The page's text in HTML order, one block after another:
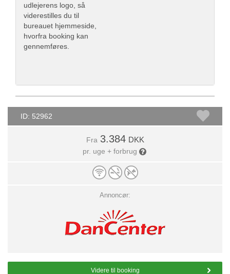
udlejerens logo, så
viderestilles du til
bureauet hjemmeside,
hvorfra booking kan
gennemføres.
ID: 52962
Fra 3.384 DKK
pr. uge + forbrug
Annoncør:
Videre til booking